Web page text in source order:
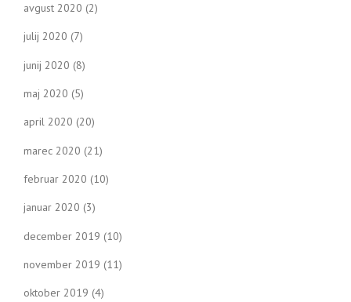
avgust 2020 (2)
julij 2020 (7)
junij 2020 (8)
maj 2020 (5)
april 2020 (20)
marec 2020 (21)
februar 2020 (10)
januar 2020 (3)
december 2019 (10)
november 2019 (11)
oktober 2019 (4)